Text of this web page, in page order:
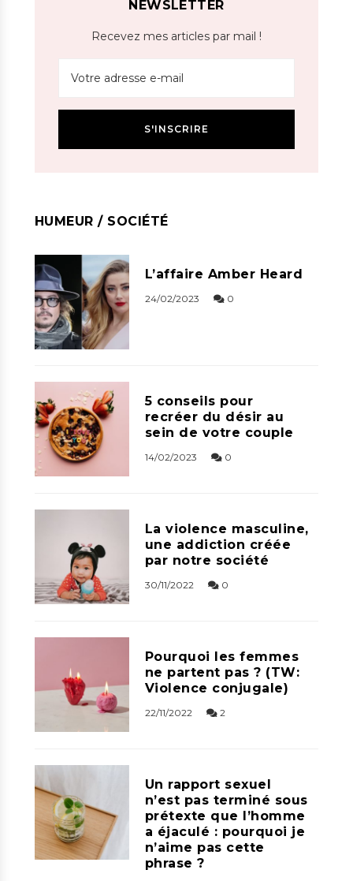
NEWSLETTER
Recevez mes articles par mail !
HUMEUR / SOCIÉTÉ
L’affaire Amber Heard
24/02/2023 0
5 conseils pour
recréer du désir au
sein de votre couple
14/02/2023 0
La violence masculine,
une addiction créée
par notre société
30/11/2022 0
Pourquoi les femmes
ne partent pas ? (TW:
Violence conjugale)
22/11/2022 2
Un rapport sexuel
n’est pas terminé sous
prétexte que l’homme
a éjaculé : pourquoi je
n’aime pas cette
phrase ?